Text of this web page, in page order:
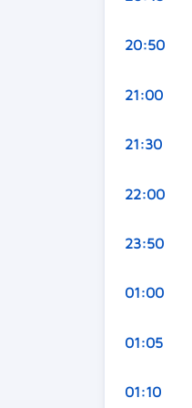
20:50
21:00
21:30
22:00
23:50
01:00
01:05
01:10